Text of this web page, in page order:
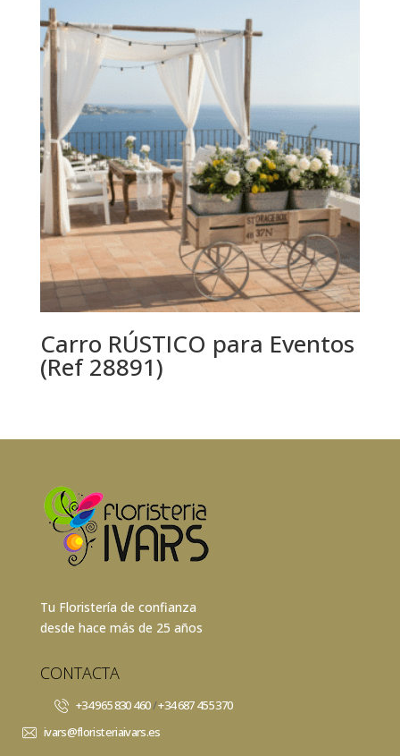
Carro RÚSTICO para Eventos
(Ref 28891)
Tu Floristería de confianza
desde hace más de 25 años
CONTACTA
+34 965 830 460/+34 687 455 370
ivars@floristeriaivars.es